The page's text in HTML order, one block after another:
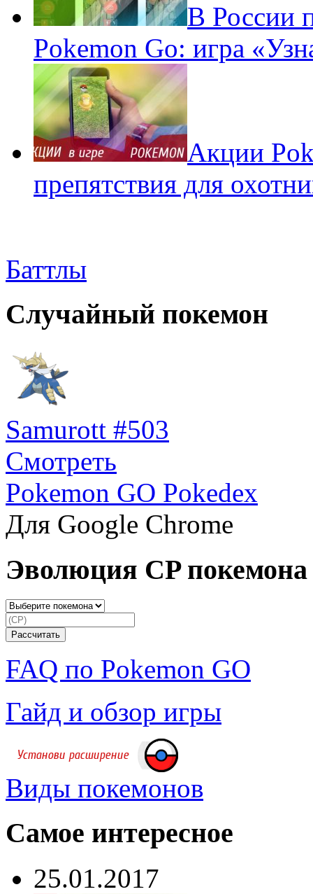
В России
Pokemon Go: игра
Акции
препятствия для
Баттлы
Случайный покемон
Samurott #503
Смотреть
Pokemon GO Pokedex
Для Google Chrome
Эволюция CP покемона
FAQ по Pokemon GO
Гайд и обзор игры
Виды покемонов
Самое интересное
25.01.2017